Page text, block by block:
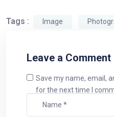
Tags : Image
Leave a Comment
Save my name, email,
for the next time I